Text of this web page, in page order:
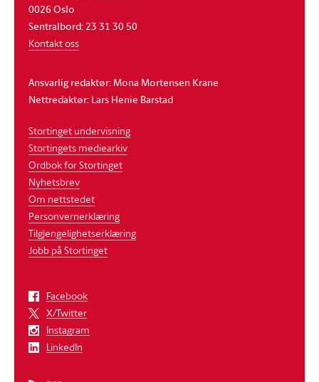
0026 Oslo
Sentralbord: 23 31 30 50
Kontakt oss
Ansvarlig redaktør: Mona Mortensen Krane
Nettredaktør: Lars Henie Barstad
Stortinget undervisning
Stortingets mediearkiv
Ordbok for Stortinget
Nyhetsbrev
Om nettstedet
Personvernerklæring
Tilgjengelighetserklæring
Jobb på Stortinget
Facebook
X/Twitter
Instagram
LinkedIn